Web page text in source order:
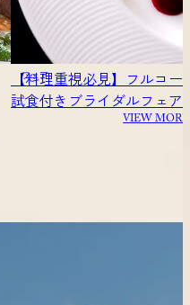
フェア
20時～でも大丈夫！【
りもOK】サクッと相談
VIEW